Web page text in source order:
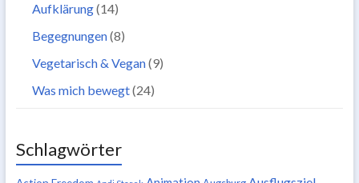
Aufklärung(14)
Begegnungen(8)
Vegetarisch & Vegan(9)
Was mich bewegt(24)
Schlagwörter